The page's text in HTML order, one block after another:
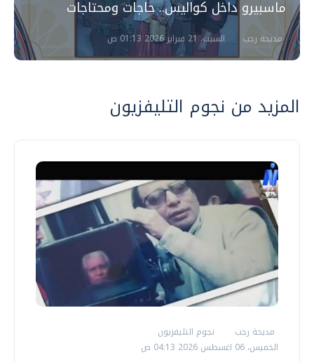
ماسبيرو داخل كواليس.. حاجات ومحتاجات
مديحة رجب السبت، 21 فبراير 2026 01:13 ص
المزيد من نجوم التليفزيون
مديحة رجب
نجوم التليفزيون
الخميس، 06 اغسطس 2026 04:13 ص